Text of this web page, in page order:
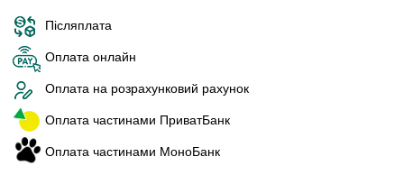
Післяплата
Оплата онлайн
Оплата на розрахунковий рахунок
Оплата частинами ПриватБанк
Оплата частинами МоноБанк